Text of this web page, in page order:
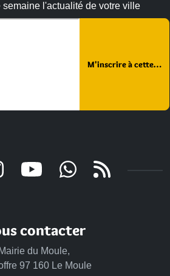
semaine l'actualité de votre ville
champ vide :
contacter
Mairie du Moule,
97 160 Le Moule